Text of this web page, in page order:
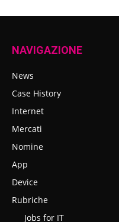
NAVIGAZIONE
News
Case History
Internet
Mercati
Nomine
App
Device
Rubriche
Jobs for IT